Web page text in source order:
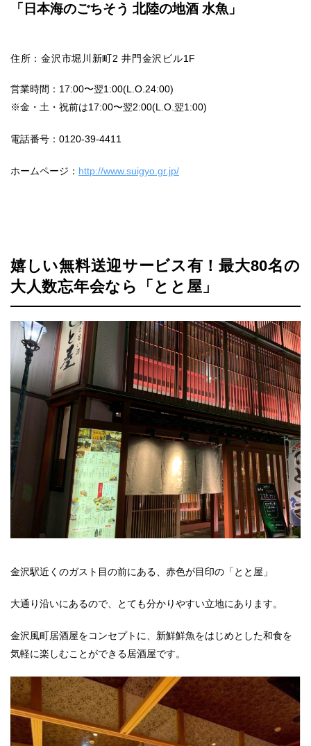
「日本海のごちそう 北陸の地酒 水魚」
住所：金沢市堀川新町2 井門金沢ビル1F
営業時間：17:00〜翌1:00(L.O.24:00)
※金・土・祝前は17:00〜翌2:00(L.O.翌1:00)
電話番号：0120-39-4411
ホームページ： http://www.suigyo.gr.jp/
嬉しい無料送迎サービス有！最大80名の
大人数忘年会なら「とと屋」
金沢駅近くのガスト目の前にある、赤色が目印の「とと屋」
大通り沿いにあるので、とても分かりやすい立地にあります。
金沢風町居酒屋をコンセプトに、新鮮鮮魚をはじめとした和食を
気軽に楽しむことができる居酒屋です。